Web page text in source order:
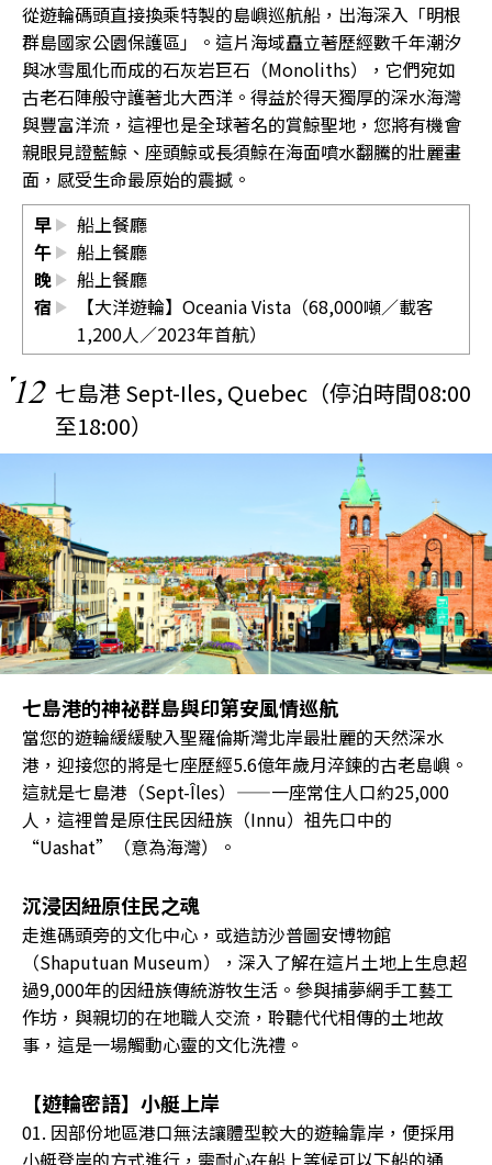
從遊輪碼頭直接換乘特製的島嶼巡航船，出海深入「明根
群島國家公園保護區」。這片海域矗立著歷經數千年潮汐
與冰雪風化而成的石灰岩巨石（Monoliths），它們宛如
古老石陣般守護著北大西洋。得益於得天獨厚的深水海灣
與豐富洋流，這裡也是全球著名的賞鯨聖地，您將有機會
親眼見證藍鯨、座頭鯨或長須鯨在海面噴水翻騰的壯麗畫
面，感受生命最原始的震撼。
早
船上餐廳
午
船上餐廳
晚
船上餐廳
宿
【大洋遊輪】Oceania Vista（68,000噸／載客
1,200人／2023年首航）
12 七島港 Sept-Iles, Quebec（停泊時間08:00
至18:00）
七島港的神祕群島與印第安風情巡航
當您的遊輪緩緩駛入聖羅倫斯灣北岸最壯麗的天然深水
港，迎接您的將是七座歷經5.6億年歲月淬鍊的古老島嶼。
這就是七島港（Sept-Îles）——一座常住人口約25,000
人，這裡曾是原住民因紐族（Innu）祖先口中的
“Uashat”（意為海灣）。
沉浸因紐原住民之魂
走進碼頭旁的文化中心，或造訪沙普圖安博物館
（Shaputuan Museum），深入了解在這片土地上生息超
過9,000年的因紐族傳統游牧生活。參與捕夢網手工藝工
作坊，與親切的在地職人交流，聆聽代代相傳的土地故
事，這是一場觸動心靈的文化洗禮。
【遊輪密語】小艇上岸
01. 因部份地區港口無法讓體型較大的遊輪靠岸，便採用
小艇登岸的方式進行，需耐心在船上等候可以下船的通